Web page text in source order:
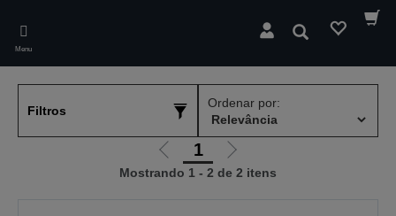
main
content
Menu
Pesquisar
Filtros
Ordenar por:
Ir
para
1
Ir
para
Mostrando 1 - 2 de 2 itens